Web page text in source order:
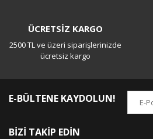
ÜCRETSİZ KARGO
2500 TL ve üzeri siparişlerinizde
ücretsiz kargo
E-BÜLTENE KAYDOLUN!
BİZİ TAKİP EDİN